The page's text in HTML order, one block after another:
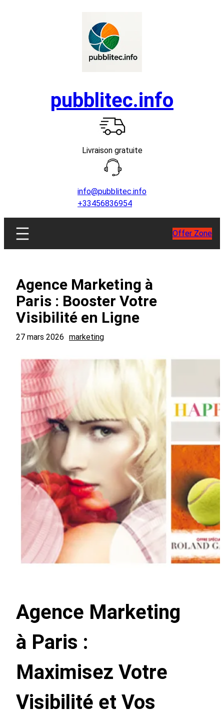
pubblitec.info
Livraison gratuite
info@pubblitec.info
+33456836954
Offer Zone
Agence Marketing à
Paris : Booster Votre
Visibilité en Ligne
27 mars 2026 marketing
Agence Marketing
à Paris :
Maximisez Votre
Visibilité et Vos